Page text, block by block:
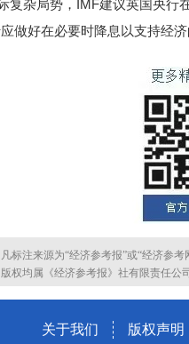
杂局势，IMF建议英国央行
做好在必要时降息以支持经济
凡标注来源为“经济参考报”或“经济参
版权均属《经济参考报》社有限责任公
关于我们 版权声明